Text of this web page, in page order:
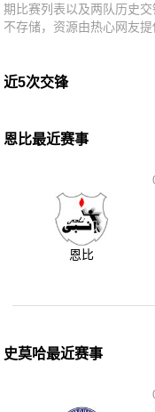
期比赛列表以及两队历史
不存储，资源由热心网友
近5次交锋
恩比最近赛事
恩比
史莫哈最近赛事